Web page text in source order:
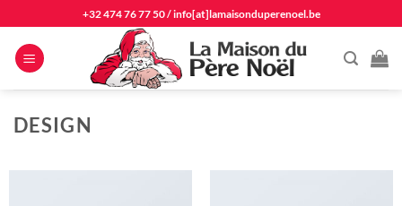
au
contenu
+32 474 76 77 50/info[at]lamaisonduperenoel.be
DESIGN